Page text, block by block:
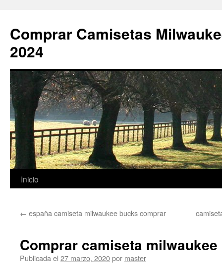
Comprar Camisetas
2024
Saltar
contenido
Inicio
← españa camiseta milwaukee bucks comprar
Comprar camiseta
Publicada el 27 marzo, 2020por master